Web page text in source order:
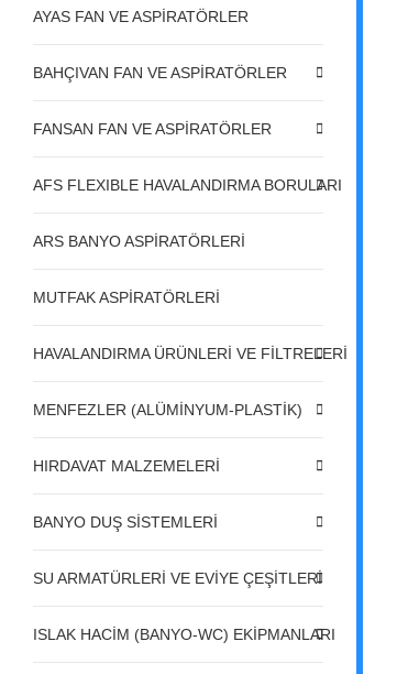
AYAS FAN VE ASPİRATÖRLER
BAHÇIVAN FAN VE ASPİRATÖRLER
FANSAN FAN VE ASPİRATÖRLER
AFS FLEXIBLE HAVALANDIRMA BORULARI
ARS BANYO ASPİRATÖRLERİ
MUTFAK ASPİRATÖRLERİ
HAVALANDIRMA ÜRÜNLERİ VE FİLTRELERİ
MENFEZLER (ALÜMİNYUM-PLASTİK)
HIRDAVAT MALZEMELERİ
BANYO DUŞ SİSTEMLERİ
SU ARMATÜRLERİ VE EVİYE ÇEŞİTLERİ
ISLAK HACİM (BANYO-WC) EKİPMANLARI